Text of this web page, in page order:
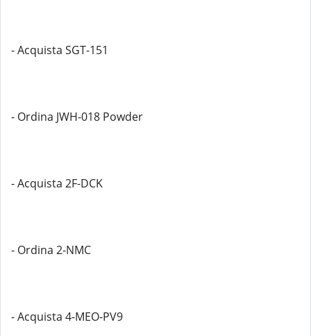
- Acquista SGT-151
- Ordina JWH-018 Powder
- Acquista 2F-DCK
- Ordina 2-NMC
- Acquista 4-MEO-PV9